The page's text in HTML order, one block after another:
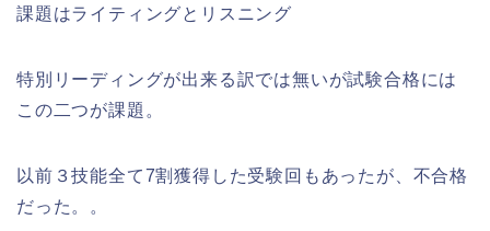
課題はライティングとリスニング
特別リーディングが出来る訳では無いが試験合格には
この二つが課題。
以前３技能全て7割獲得した受験回もあったが、不合格
だった。。